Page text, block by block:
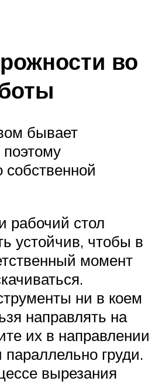
во
бывает
собственной
рабочий стол
устойчив, чтобы в
момент
ни в коем
направлять на
их в направлении
параллельно груди.
вырезания